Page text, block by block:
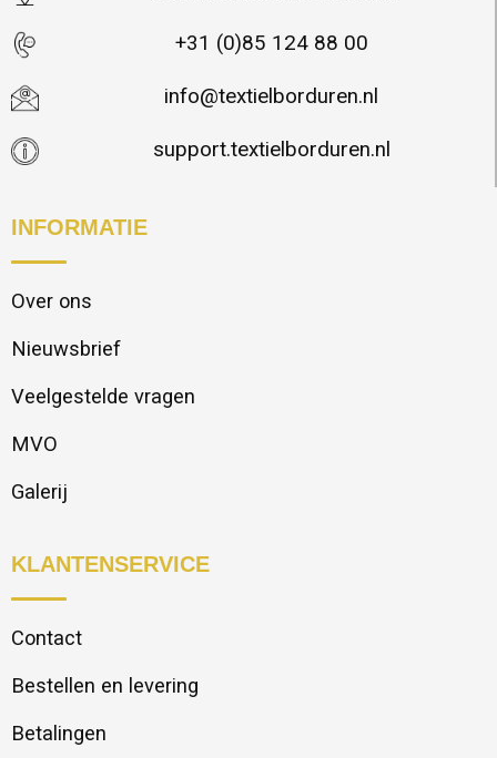
+31 (0)85 124 88 00
info@textielborduren.nl
support.textielborduren.nl
INFORMATIE
Over ons
Nieuwsbrief
Veelgestelde vragen
MVO
Galerij
KLANTENSERVICE
Contact
Bestellen en levering
Betalingen